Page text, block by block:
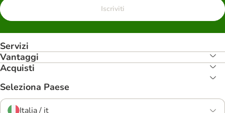
Iscriviti
Servizi
Vantaggi
Acquisti
Seleziona Paese
Italia / it